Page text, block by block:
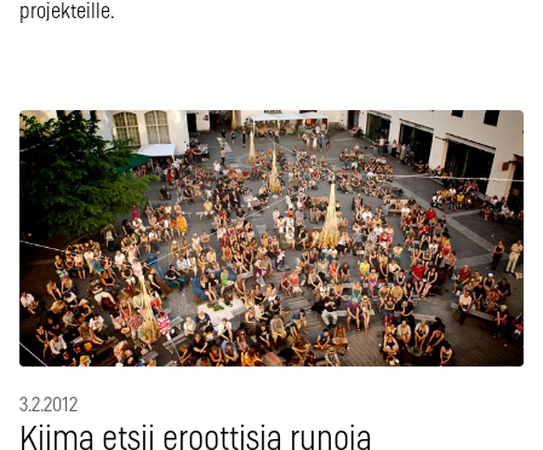
projekteille.
3.2.2012
Kiima etsii eroottisia runoja